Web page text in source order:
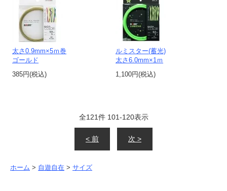
太さ0.9mm×5ｍ巻
ゴールド
385円(税込)
ルミスター(蓄光)
太さ6.0mm×1ｍ
1,100円(税込)
全121件 101-120表示
< 前 次 >
ホーム > 自遊自在 > サイズ